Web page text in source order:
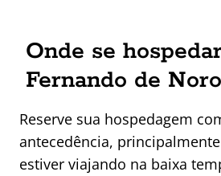
Onde se
Fernando de
Reserve sua hospedagem
antecedência,
estiver viajando na baixa